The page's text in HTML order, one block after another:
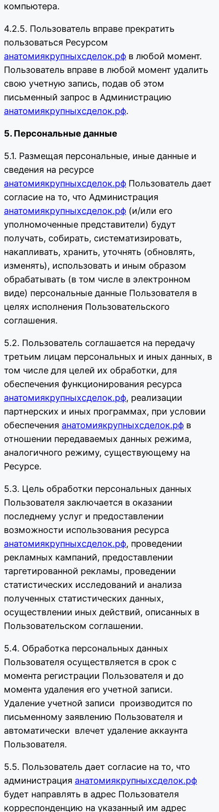
компьютера.
4.2.5. Пользователь вправе прекратить
пользоваться Ресурсом
анатомиякрупныхсделок.рф в любой момент.
Пользователь вправе в любой момент удалить
свою учетную запись, подав об этом
письменный запрос в Администрацию
анатомиякрупныхсделок.рф.
5. Персональные данные
5.1. Размещая персональные, иные данные и
сведения на ресурсе
анатомиякрупныхсделок.рф Пользователь дает
согласие на то, что Администрация
анатомиякрупныхсделок.рф (и/или его
уполномоченные представители) будут
получать, собирать, систематизировать,
накапливать, хранить, уточнять (обновлять,
изменять), использовать и иным образом
обрабатывать (в том числе в электронном
виде) персональные данные Пользователя в
целях исполнения Пользовательского
соглашения.
5.2. Пользователь соглашается на передачу
третьим лицам персональных и иных данных, в
том числе для целей их обработки, для
обеспечения функционирования ресурса
анатомиякрупныхсделок.рф, реализации
партнерских и иных программах, при условии
обеспечения анатомиякрупныхсделок.рф в
отношении передаваемых данных режима,
аналогичного режиму, существующему на
Ресурсе.
5.3. Цель обработки персональных данных
Пользователя заключается в оказании
последнему услуг и предоставлении
возможности использования ресурса
анатомиякрупныхсделок.рф, проведении
рекламных кампаний, предоставлении
таргетированной рекламы, проведении
статистических исследований и анализа
полученных статистических данных,
осуществлении иных действий, описанных в
Пользовательском соглашении.
5.4. Обработка персональных данных
Пользователя осуществляется в срок с
момента регистрации Пользователя и до
момента удаления его учетной записи.
Удаление учетной записи производится по
письменному заявлению Пользователя и
автоматически влечет удаление аккаунта
Пользователя.
5.5. Пользователь дает согласие на то, что
администрация анатомиякрупныхсделок.рф
будет направлять в адрес Пользователя
корреспонденцию на указанный им адрес